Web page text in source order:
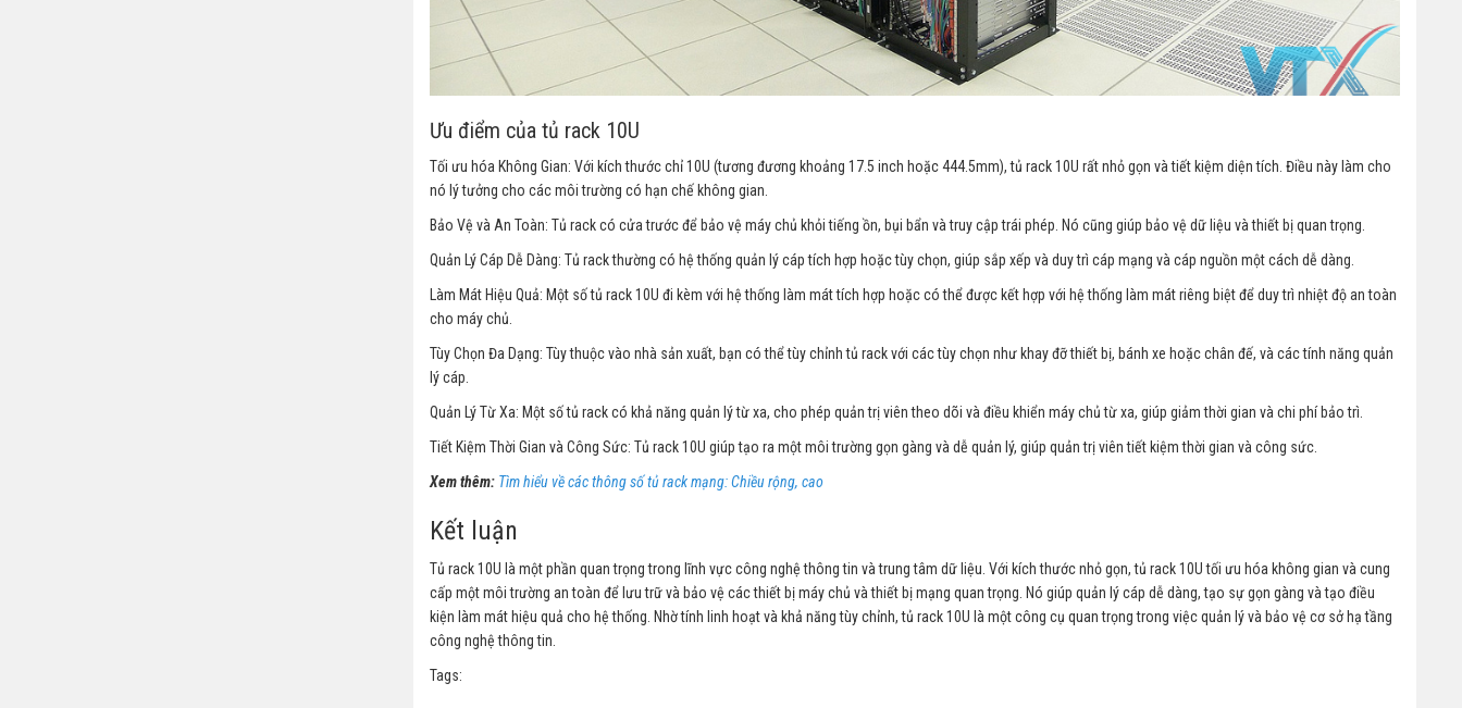
Ưu điểm của tủ rack 10U
Tối ưu hóa Không Gian: Với kích thước chỉ 10U (tương đương khoảng 17.5 inch hoặc 444.5mm), tủ rack 10U rất nhỏ gọn và tiết kiệm diện tích. Điều này làm cho
nó lý tưởng cho các môi trường có hạn chế không gian.
Bảo Vệ và An Toàn: Tủ rack có cửa trước để bảo vệ máy chủ khỏi tiếng ồn, bụi bẩn và truy cập trái phép. Nó cũng giúp bảo vệ dữ liệu và thiết bị quan trọng.
Quản Lý Cáp Dễ Dàng: Tủ rack thường có hệ thống quản lý cáp tích hợp hoặc tùy chọn, giúp sắp xếp và duy trì cáp mạng và cáp nguồn một cách dễ dàng.
Làm Mát Hiệu Quả: Một số tủ rack 10U đi kèm với hệ thống làm mát tích hợp hoặc có thể được kết hợp với hệ thống làm mát riêng biệt để duy trì nhiệt độ an toàn
cho máy chủ.
Tùy Chọn Đa Dạng: Tùy thuộc vào nhà sản xuất, bạn có thể tùy chỉnh tủ rack với các tùy chọn như khay đỡ thiết bị, bánh xe hoặc chân đế, và các tính năng quản
lý cáp.
Quản Lý Từ Xa: Một số tủ rack có khả năng quản lý từ xa, cho phép quản trị viên theo dõi và điều khiển máy chủ từ xa, giúp giảm thời gian và chi phí bảo trì.
Tiết Kiệm Thời Gian và Công Sức: Tủ rack 10U giúp tạo ra một môi trường gọn gàng và dễ quản lý, giúp quản trị viên tiết kiệm thời gian và công sức.
Xem thêm: Tìm hiểu về các thông số tủ rack mạng: Chiều rộng, cao
Kết luận
Tủ rack 10U là một phần quan trọng trong lĩnh vực công nghệ thông tin và trung tâm dữ liệu. Với kích thước nhỏ gọn, tủ rack 10U tối ưu hóa không gian và cung
cấp một môi trường an toàn để lưu trữ và bảo vệ các thiết bị máy chủ và thiết bị mạng quan trọng. Nó giúp quản lý cáp dễ dàng, tạo sự gọn gàng và tạo điều
kiện làm mát hiệu quả cho hệ thống. Nhờ tính linh hoạt và khả năng tùy chỉnh, tủ rack 10U là một công cụ quan trọng trong việc quản lý và bảo vệ cơ sở hạ tầng
công nghệ thông tin.
Tags: